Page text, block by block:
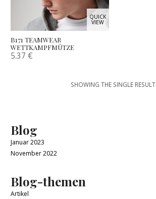
QUICK
VIEW
B171 TEAMWEAR
WETTKAMPFMÜTZE
5.37 €
SHOWING THE SINGLE RESULT
Blog
Januar 2023
November 2022
Blog-themen
Artikel